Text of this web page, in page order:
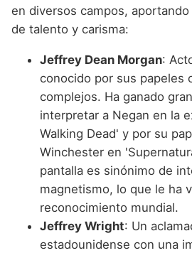
en diversos campos,
de talento y carisma:
Jeffrey Dean Morgan:
conocido por sus papeles
complejos. Ha ganado
interpretar a Negan en la
Walking Dead' y por su
Winchester en
pantalla es sinónimo de
magnetismo, lo que le ha
reconocimiento mundial.
Jeffrey Wright: Un
estadounidense con una